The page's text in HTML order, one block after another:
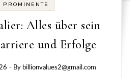
PROMINENTE
Alles über sein
und Erfolge
- By billionvalues2@gmail.com